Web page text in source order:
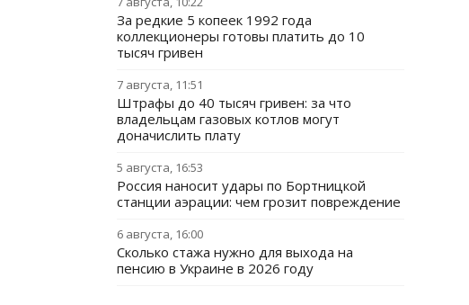
За редкие 5 копеек 1992 года
коллекционеры готовы платить до 10
тысяч гривен
7 августа, 11:51
Штрафы до 40 тысяч гривен: за что
владельцам газовых котлов могут
доначислить плату
5 августа, 16:53
Россия наносит удары по Бортницкой
станции аэрации: чем грозит повреждение
6 августа, 16:00
Сколько стажа нужно для выхода на
пенсию в Украине в 2026 году